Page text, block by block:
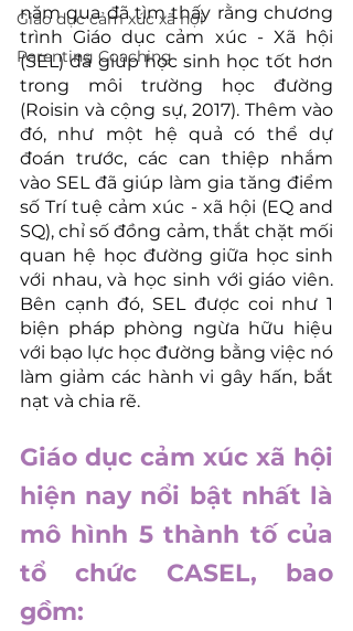
Giáo dục cảm xúc xã hội
Parenting Coaching
năm qua đã tìm thấy rằng chương
trình Giáo dục cảm xúc - Xã hội
(SEL) đã giúp học sinh học tốt hơn
trong môi trường học đường
(Roisin và cộng sự, 2017). Thêm vào
đó, như một hệ quả có thể dự
đoán trước, các can thiệp nhắm
vào SEL đã giúp làm gia tăng điểm
số Trí tuệ cảm xúc - xã hội (EQ and
SQ), chỉ số đồng cảm, thắt chặt mối
quan hệ học đường giữa học sinh
với nhau, và học sinh với giáo viên.
Bên cạnh đó, SEL được coi như 1
biện pháp phòng ngừa hữu hiệu
với bạo lực học đường bằng việc nó
làm giảm các hành vi gây hấn, bắt
nạt và chia rẽ.
Giáo dục cảm xúc xã hội
hiện nay nổi bật nhất là
mô hình 5 thành tố của
tổ chức CASEL, bao
gồm: